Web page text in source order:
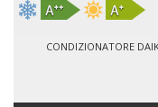
CONDIZIONATORE